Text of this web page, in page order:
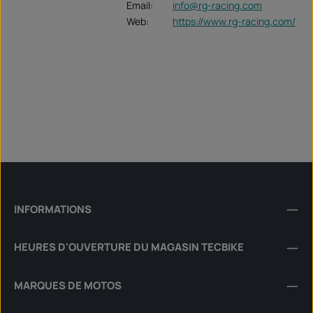
Email:
info@rg-racing.com
Web:
https://www.rg-racing.com/
INFORMATIONS
HEURES D'OUVERTURE DU MAGASIN TECBIKE
MARQUES DE MOTOS